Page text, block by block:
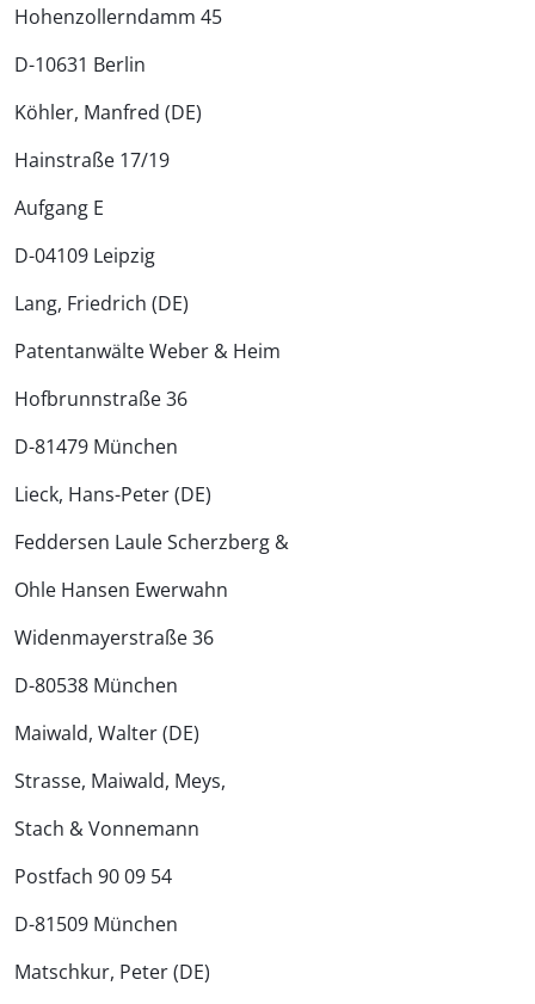
Hohenzollerndamm 45
D-10631 Berlin
Köhler, Manfred (DE)
Hainstraße 17/19
Aufgang E
D-04109 Leipzig
Lang, Friedrich (DE)
Patentanwälte Weber & Heim
Hofbrunnstraße 36
D-81479 München
Lieck, Hans-Peter (DE)
Feddersen Laule Scherzberg &
Ohle Hansen Ewerwahn
Widenmayerstraße 36
D-80538 München
Maiwald, Walter (DE)
Strasse, Maiwald, Meys,
Stach & Vonnemann
Postfach 90 09 54
D-81509 München
Matschkur, Peter (DE)